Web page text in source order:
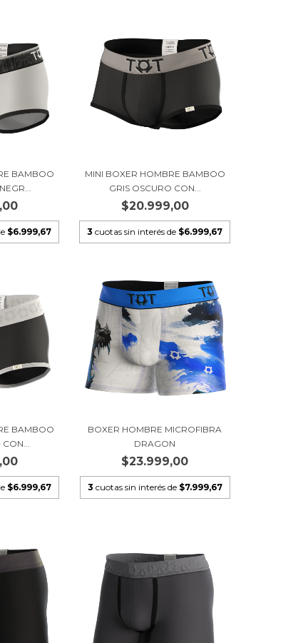
BAMBOO
$6.999,67
MINI BOXER HOMBRE BAMBOO
GRIS OSCURO CON...
$20.999,00
3 cuotas sin interés de $6.999,67
BAMBOO
$6.999,67
BOXER HOMBRE MICROFIBRA
DRAGON
$23.999,00
3 cuotas sin interés de $7.999,67